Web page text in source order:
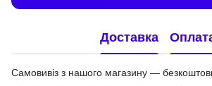
Доставка
Самовивіз з нашого магазину —